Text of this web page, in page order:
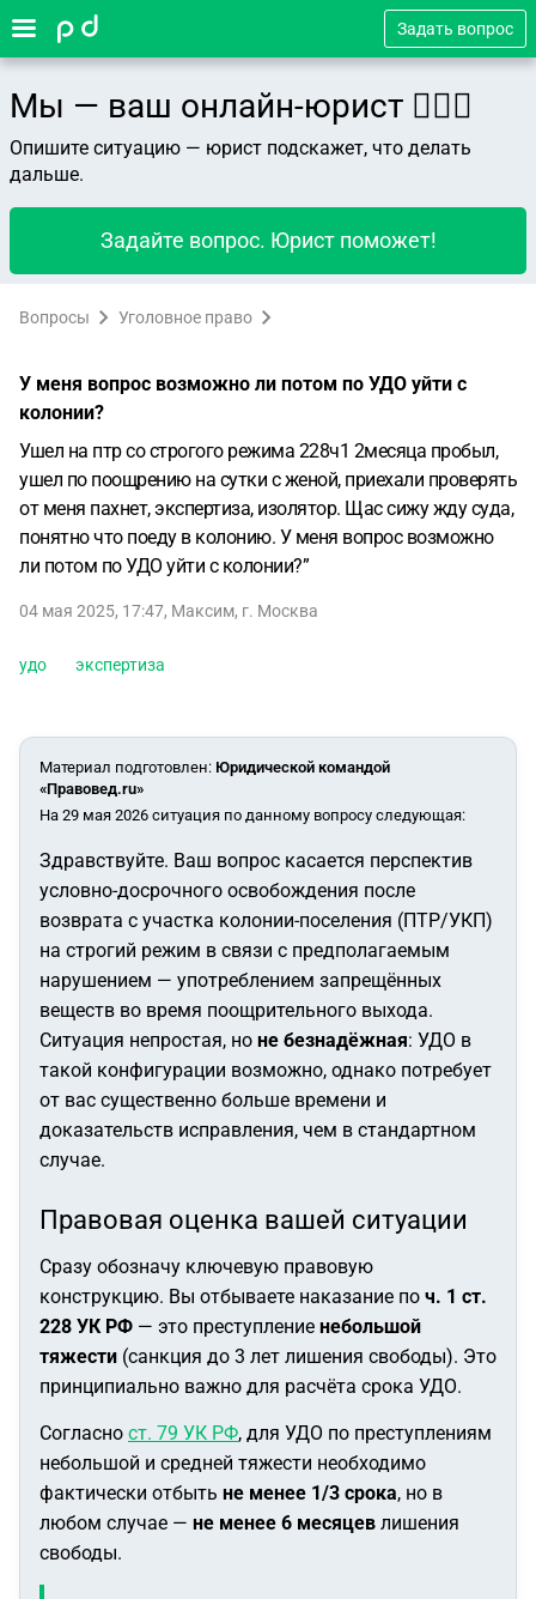
Задать вопрос
Мы — ваш онлайн-юрист 👨🏻‍⚖️
Опишите ситуацию — юрист подскажет, что делать
дальше.
Задайте вопрос. Юрист поможет!
Вопросы Уголовное право
У меня вопрос возможно ли потом по УДО уйти с
колонии?
Ушел на птр со строгого режима 228ч1 2месяца пробыл,
ушел по поощрению на сутки с женой, приехали проверять
от меня пахнет, экспертиза, изолятор. Щас сижу жду суда,
понятно что поеду в колонию. У меня вопрос возможно
ли потом по УДО уйти с колонии?”
04 мая 2025, 17:47, Максим, г. Москва
удо экспертиза
Материал подготовлен: Юридической командой
«Правовед.ru»
На 29 мая 2026 ситуация по данному вопросу следующая:
Здравствуйте. Ваш вопрос касается перспектив
условно-досрочного освобождения после
возврата с участка колонии-поселения (ПТР/УКП)
на строгий режим в связи с предполагаемым
нарушением — употреблением запрещённых
веществ во время поощрительного выхода.
Ситуация непростая, но не безнадёжная: УДО в
такой конфигурации возможно, однако потребует
от вас существенно больше времени и
доказательств исправления, чем в стандартном
случае.
Правовая оценка вашей ситуации
Сразу обозначу ключевую правовую
конструкцию. Вы отбываете наказание по ч. 1 ст.
228 УК РФ — это преступление небольшой
тяжести (санкция до 3 лет лишения свободы). Это
принципиально важно для расчёта срока УДО.
Согласно ст. 79 УК РФ, для УДО по преступлениям
небольшой и средней тяжести необходимо
фактически отбыть не менее 1/3 срока, но в
любом случае — не менее 6 месяцев лишения
свободы.